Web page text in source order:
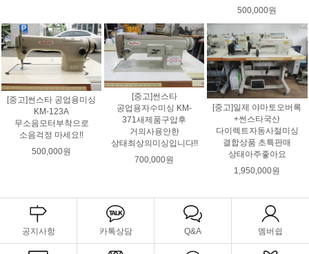
500,000원
[중고]썬스타 공업용미싱
KM-123A
무소음모터부착으로
소음걱정 마세요!!
500,000원
[중고]썬스타
공업용자수미싱 KM-
371새제품구압후
거의사용안한
상태최상의미싱입니다!!
700,000원
[중고]일제 야마토오버록
+썬스타국산
다이렉트자동사절미싱
결합상품 초특판매
상태아주좋아요
1,950,000원
공지사항 카톡상담 Q&A 멤버쉽